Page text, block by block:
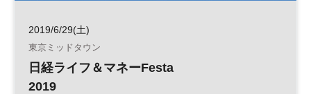
2019/6/29(土)
東京ミッドタウン
日経ライフ＆マネーFesta
2019